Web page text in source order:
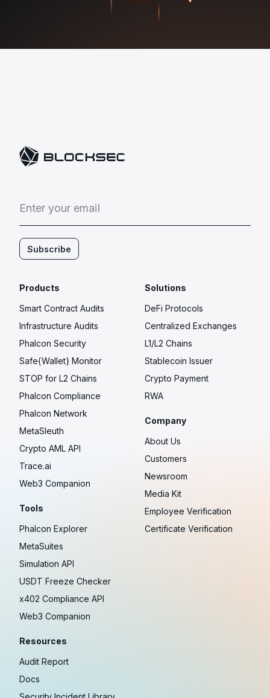
Enter your email
Subscribe
Products
Smart Contract Audits
Infrastructure Audits
Phalcon Security
Safe{Wallet} Monitor
STOP for L2 Chains
Phalcon Compliance
Phalcon Network
MetaSleuth
Crypto AML API
Trace.ai
Web3 Companion
Tools
Phalcon Explorer
MetaSuites
Simulation API
USDT Freeze Checker
x402 Compliance API
Web3 Companion
Resources
Audit Report
Docs
Solutions
DeFi Protocols
Centralized Exchanges
L1/L2 Chains
Stablecoin Issuer
Crypto Payment
RWA
Company
About Us
Customers
Newsroom
Media Kit
Employee Verification
Certificate Verification